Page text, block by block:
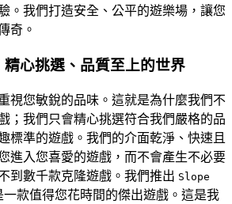
。我們打造安全、公平的遊樂場，讓您
奇。
心挑選、品質至上的世界
視您敏銳的品味。這就是為什麼我們不
；我們只會精心挑選符合我們嚴格的品
標準的遊戲。我們的介面乾淨、快速且
進入您喜愛的遊戲，而不會產生不必要
到數千款克隆遊戲。我們推出 Slope
一款值得您花時間的傑出遊戲。這是我